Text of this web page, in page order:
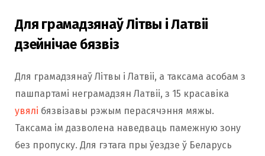
Для грамадзянаў Літвы і Латвіі
дзейнічае бязвіз
Для грамадзянаў Літвы і Латвіі, а таксама асобам з
пашпартамі неграмадзян Латвіі, з 15 красавіка
увялі бязвізавы рэжым перасячэння мяжы.
Таксама ім дазволена наведваць памежную зону
без пропуску. Для гэтага пры ўездзе ў Беларусь